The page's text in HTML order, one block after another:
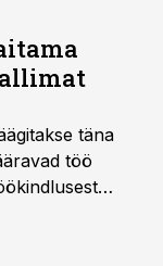
kaitse- ja
täna
töö